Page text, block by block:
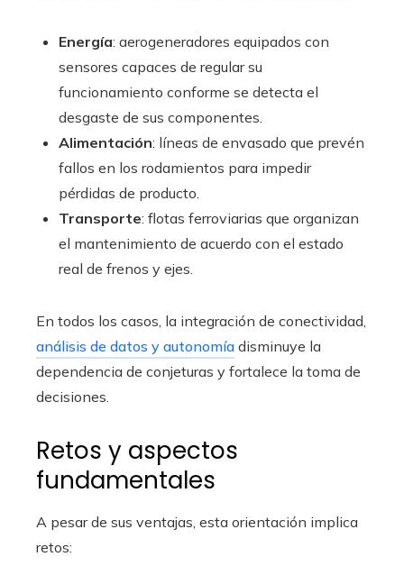
Energía: aerogeneradores equipados con
sensores capaces de regular su
funcionamiento conforme se detecta el
desgaste de sus componentes.
Alimentación: líneas de envasado que prevén
fallos en los rodamientos para impedir
pérdidas de producto.
Transporte: flotas ferroviarias que organizan
el mantenimiento de acuerdo con el estado
real de frenos y ejes.
En todos los casos, la integración de conectividad,
análisis de datos y autonomía disminuye la
dependencia de conjeturas y fortalece la toma de
decisiones.
Retos y aspectos
fundamentales
A pesar de sus ventajas, esta orientación implica
retos: